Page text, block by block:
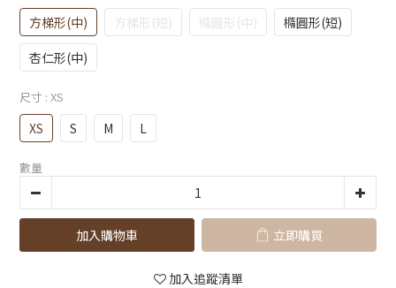
方梯形(中) 方梯形(短) 橢圓形(中)
橢圓形(短)
杏仁形(中)
尺寸 : XS
XS S M L
數量
加入購物車 立即購買
加入追蹤清單